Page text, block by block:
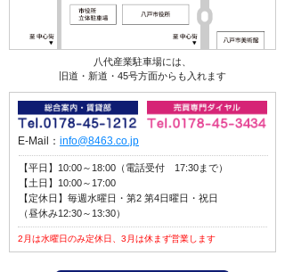
八代産業駐車場には、
旧道・新道・45号方面からも入れます
E-Mail： info@8463.co.jp
【平日】10:00～18:00（電話受付 17:30まで）
【土日】10:00～17:00
【定休日】毎週水曜日・第2 第4日曜日・祝日
（昼休み12:30～13:30）
2月は水曜日のみ定休日、3月は休まず営業します